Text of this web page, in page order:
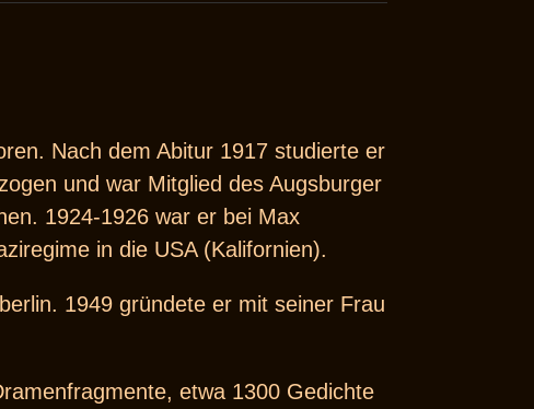
Nach dem Abitur 1917 studierte er
und war Mitglied des Augsburger
1924-1926 war er bei Max
in die USA (Kalifornien).
1949 gründete er mit seiner Frau
etwa 1300 Gedichte